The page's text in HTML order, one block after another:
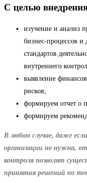
С целью
изучение и анализ
бизнес-процессов
стандартов
внутреннего
выявление
рисков;
формируем отчет о
формируем
В любом случае, даже
организации не нужна,
контроля позволят
принятия решений по